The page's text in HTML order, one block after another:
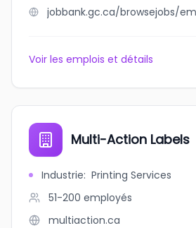
Voir les emplois et détails
Multi-Action Labels
Industrie: Printing Services
51-200 employés
multiaction.ca